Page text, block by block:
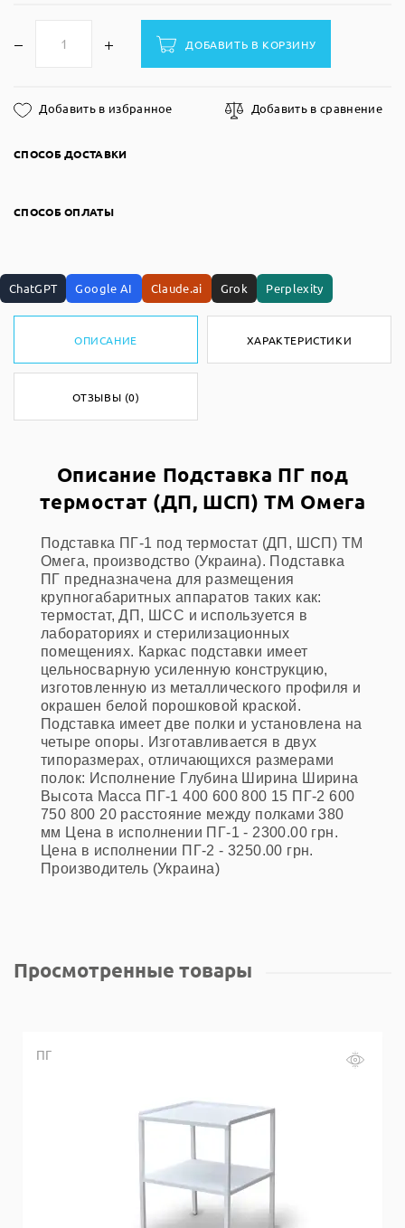
ДОБАВИТЬ В КОРЗИНУ
Добавить в избранное Добавить в сравнение
СПОСОБ ДОСТАВКИ
СПОСОБ ОПЛАТЫ
ChatGPT Google AI Claude.ai Grok Perplexity
ОПИСАНИЕ ХАРАКТЕРИСТИКИ
ОТЗЫВЫ (0)
Описание Подставка ПГ под
термостат (ДП, ШСП) ТМ Омега
Подставка ПГ-1 под термостат (ДП, ШСП) ТМ
Омега, производство (Украина). Подставка
ПГ предназначена для размещения
крупногабаритных аппаратов таких как:
термостат, ДП, ШСС и используется в
лабораториях и стерилизационных
помещениях. Каркас подставки имеет
цельносварную усиленную конструкцию,
изготовленную из металлического профиля и
окрашен белой порошковой краской.
Подставка имеет две полки и установлена на
четыре опоры. Изготавливается в двух
типоразмерах, отличающихся размерами
полок: Исполнение Глубина Ширина Ширина
Высота Масса ПГ-1 400 600 800 15 ПГ-2 600
750 800 20 расстояние между полками 380
мм Цена в исполнении ПГ-1 - 2300.00 грн.
Цена в исполнении ПГ-2 - 3250.00 грн.
Производитель (Украина)
Просмотренные товары
ПГ